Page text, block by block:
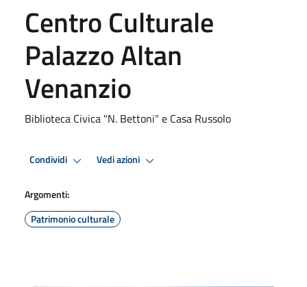
Centro Culturale
Palazzo Altan
Venanzio
Biblioteca Civica "N. Bettoni" e Casa Russolo
Condividi Vedi azioni
Argomenti:
Patrimonio culturale